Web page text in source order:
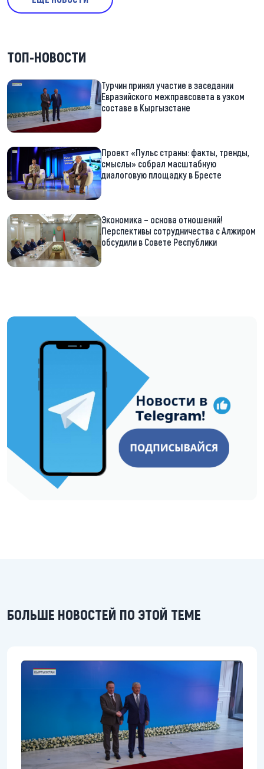
ТОП-НОВОСТИ
Турчин принял участие в заседании
Евразийского межправсовета в узком
составе в Кыргызстане
Проект «Пульс страны: факты, тренды,
смыслы» собрал масштабную
диалоговую площадку в Бресте
Экономика – основа отношений!
Перспективы сотрудничества с Алжиром
обсудили в Совете Республики
https://t.me/minskctvby
БОЛЬШЕ НОВОСТЕЙ ПО ЭТОЙ ТЕМЕ